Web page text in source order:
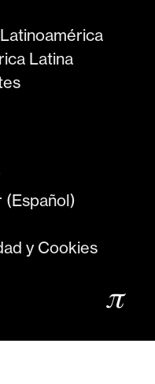
Latina
(Español)
y Cookies
𝜋